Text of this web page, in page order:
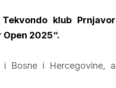
klub Prnjavor
2025“.
i Bosne i Hercegovine, a